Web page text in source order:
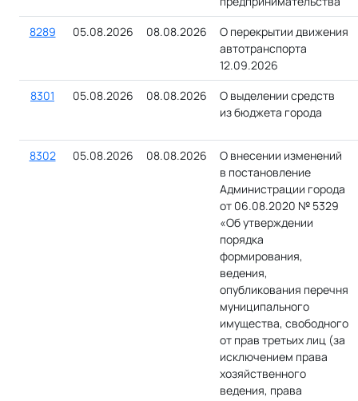
8289
05.08.2026 08.08.2026
О перекрытии движения
автотранспорта
12.09.2026
8301
05.08.2026 08.08.2026
О выделении средств
из бюджета города
8302 05.08.2026 08.08.2026
О внесении изменений
в постановление
Администрации города
от 06.08.2020 № 5329
«Об утверждении
порядка
формирования,
ведения,
опубликования перечня
муниципального
имущества, свободного
от прав третьих лиц (за
исключением права
хозяйственного
ведения, права